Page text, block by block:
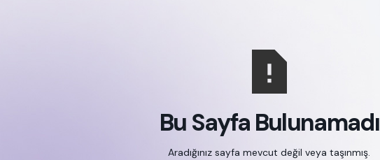
Bu Sayfa Bulunamadı
Aradığınız sayfa mevcut değil veya taşınmış.